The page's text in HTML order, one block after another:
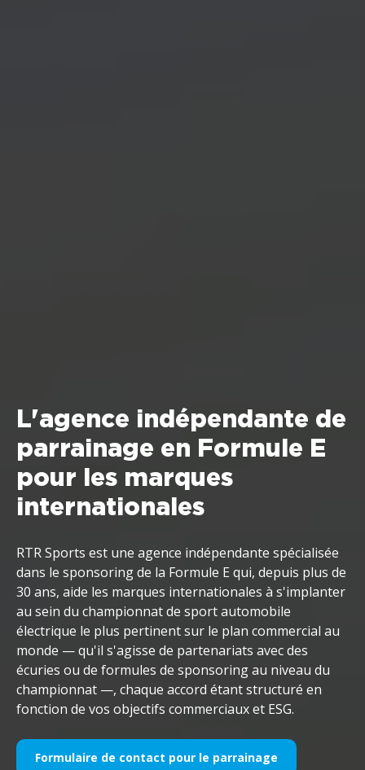
L'agence indépendante de
parrainage en Formule E
pour les marques
internationales
RTR Sports est une agence indépendante spécialisée
dans le sponsoring de la Formule E qui, depuis plus de
30 ans, aide les marques internationales à s'implanter
au sein du championnat de sport automobile
électrique le plus pertinent sur le plan commercial au
monde — qu'il s'agisse de partenariats avec des
écuries ou de formules de sponsoring au niveau du
championnat —, chaque accord étant structuré en
fonction de vos objectifs commerciaux et ESG.
Formulaire de contact pour le parrainage